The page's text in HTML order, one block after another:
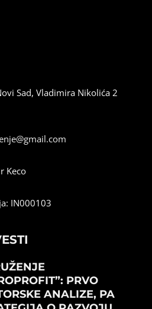
Sad, Vladimira Nikolića 2
Keco
IN000103
PRVO
ANALIZE, PA